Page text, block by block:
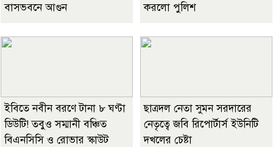
বাসভবনে আগুন
করলো পুলিশ
ইবিতে নবীন বরণে টানা ৮ ঘণ্টা
ডিউটি! তবুও সম্মানী বঞ্চিত
বিএনসিসি ও রোভার স্কাউট
ছাত্রদল নেতা সুমন সরদারের
নেতৃত্বে জবি রিপোর্টার্স ইউনিটি
দখলের চেষ্টা